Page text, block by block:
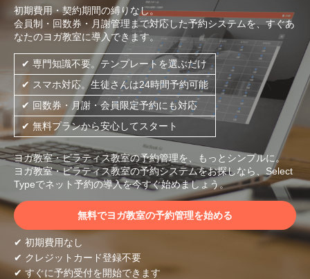
初期費用・契約期間の縛りなし。
会員制・回数券・月謝管理まで対応した予約システムを、すぐあ
なたのヨガ教室に導入できます。
✔ 専門知識不要。テンプレートを選ぶだけ
✔ スマホ対応。生徒さんは24時間予約可能
✔ 回数券・月謝・会員限定予約にも対応
✔ 無料プランから安心してスタート
ヨガ教室・ピラティス教室の予約管理を、もっとシンプルに。
ヨガ教室・ピラティス教室の予約システムをお探しなら、Select
Typeでネット予約の導入を今すぐ始めましょう。
無料でヨガ教室の予約管理を始める
✔ 初期費用なし
✔ クレジットカード登録不要
✔ すぐに予約受付を開始できます